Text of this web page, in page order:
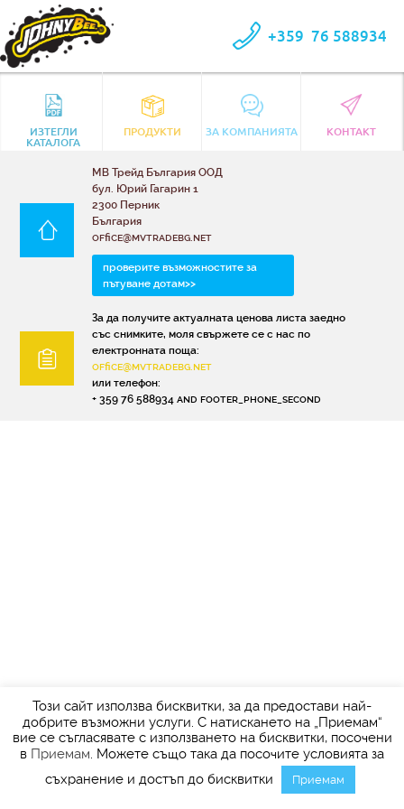
+359 76 588934
ИЗТЕГЛИ
КАТАЛОГА
ПРОДУКТИ ЗА КОМПАНИЯТА КОНТАКТ
МВ Трейд България ООД
бул. Юрий Гагарин 1
2300 Перник
България
office@mvtradebg.net
проверите възможностите за
пътуване дотам>>
За да получите актуалната ценова листа заедно
със снимките, моля свържете се с нас по
електронната поща:
office@mvtradebg.net
или телефон:
+ 359 76 588934 and footer_phone_second
Този сайт използва бисквитки, за да предостави най-
добрите възможни услуги. С натискането на „Приемам“
вие се съгласявате с използването на бисквитки, посочени
в Приемам. Можете също така да посочите условията за
съхранение и достъп до бисквитки
Приемам